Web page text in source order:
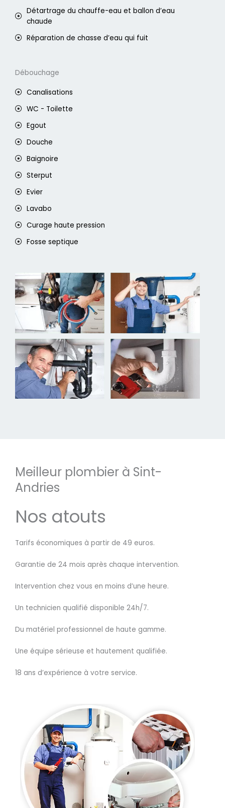
Détartrage du chauffe-eau et ballon d’eau
chaude
Réparation de chasse d’eau qui fuit
Débouchage
Canalisations
WC - Toilette
Egout
Douche
Baignoire
Sterput
Evier
Lavabo
Curage haute pression
Fosse septique
Meilleur plombier à Sint-
Andries
Nos atouts
Tarifs économiques à partir de 49 euros.
Garantie de 24 mois après chaque intervention.
Intervention chez vous en moins d’une heure.
Un technicien qualifié disponible 24h/7.
Du matériel professionnel de haute gamme.
Une équipe sérieuse et hautement qualifiée.
18 ans d’expérience à votre service.